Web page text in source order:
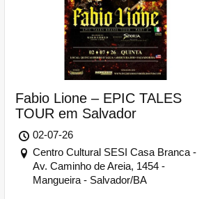
Fabio Lione – EPIC TALES
TOUR em Salvador
02-07-26
Centro Cultural SESI Casa Branca -
Av. Caminho de Areia, 1454 -
Mangueira - Salvador/BA